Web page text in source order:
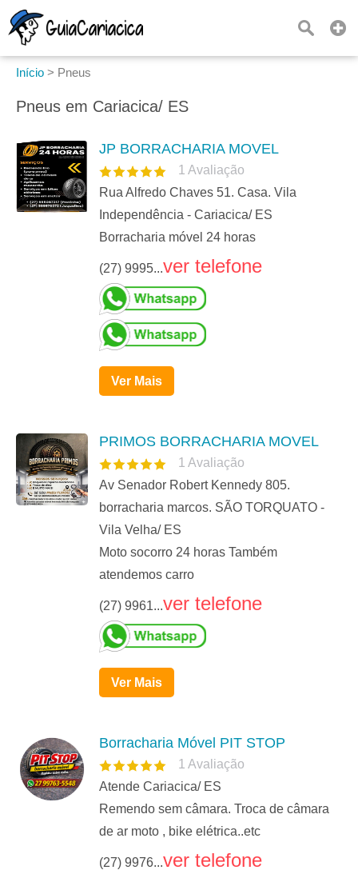
Início > Pneus
Pneus em Cariacica/ ES
JP BORRACHARIA MOVEL
1 Avaliação
Rua Alfredo Chaves 51. Casa. Vila
Independência - Cariacica/ ES
Borracharia móvel 24 horas
(27) 9995...ver telefone
Ver Mais
PRIMOS BORRACHARIA MOVEL
1 Avaliação
Av Senador Robert Kennedy 805.
borracharia marcos. SÃO TORQUATO -
Vila Velha/ ES
Moto socorro 24 horas Também
atendemos carro
(27) 9961...ver telefone
Ver Mais
Borracharia Móvel PIT STOP
1 Avaliação
Atende Cariacica/ ES
Remendo sem câmara. Troca de câmara
de ar moto , bike elétrica..etc
(27) 9976...ver telefone